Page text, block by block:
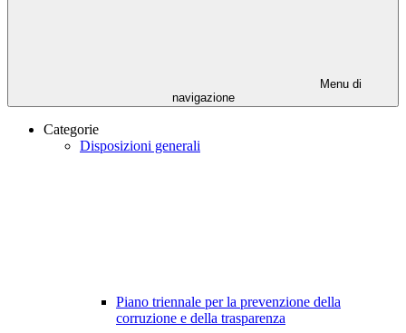
Menu di
navigazione
Categorie
Disposizioni generali
Piano triennale per la prevenzione della
corruzione e della trasparenza